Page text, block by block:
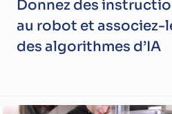
Donnez des
au robot et associez-
des algorithmes d’IA